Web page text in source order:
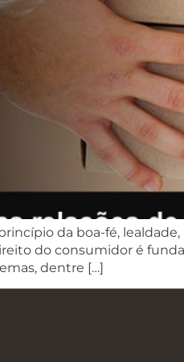
da boa-fé,
do consumidor é
dentre […]